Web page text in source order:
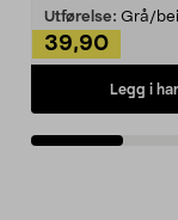
Utførelse: Grå/
39,90
Legg i